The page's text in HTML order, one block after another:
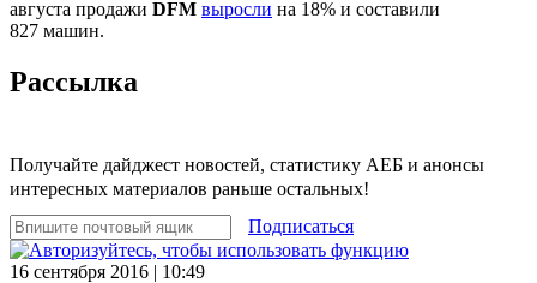
августа продажи DFM выросли на 18% и составили
827 машин.
Рассылка
Получайте дайджест новостей, статистику АЕБ и анонсы
интересных материалов раньше остальных!
Подписаться
16 сентября 2016 | 10:49